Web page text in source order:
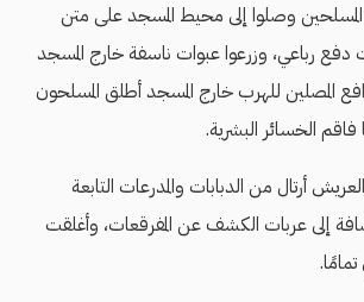
وصلوا إلى محيط المسجد على متن
دفع رباعي، وزرعوا عبوات ناسفة خارج المسجد
المصلين للهرب خارج المسجد أطلق المسلحون
فاقم الخسائر البشرية.
أرتال من الدبابات والمدرعات التابعة
إلى عربات الكشف عن المفرقعات، وأغلقت